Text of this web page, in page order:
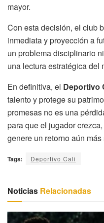
mayor.
Con esta decisión, el club
inmediata y proyección a
un problema disciplinario
una lectura estratégica del
En definitiva, el Deportivo
talento y protege su
promesas no es una
para que el jugador
genere un retorno aún
Tags: Deportivo Cali
Noticias Relacionadas